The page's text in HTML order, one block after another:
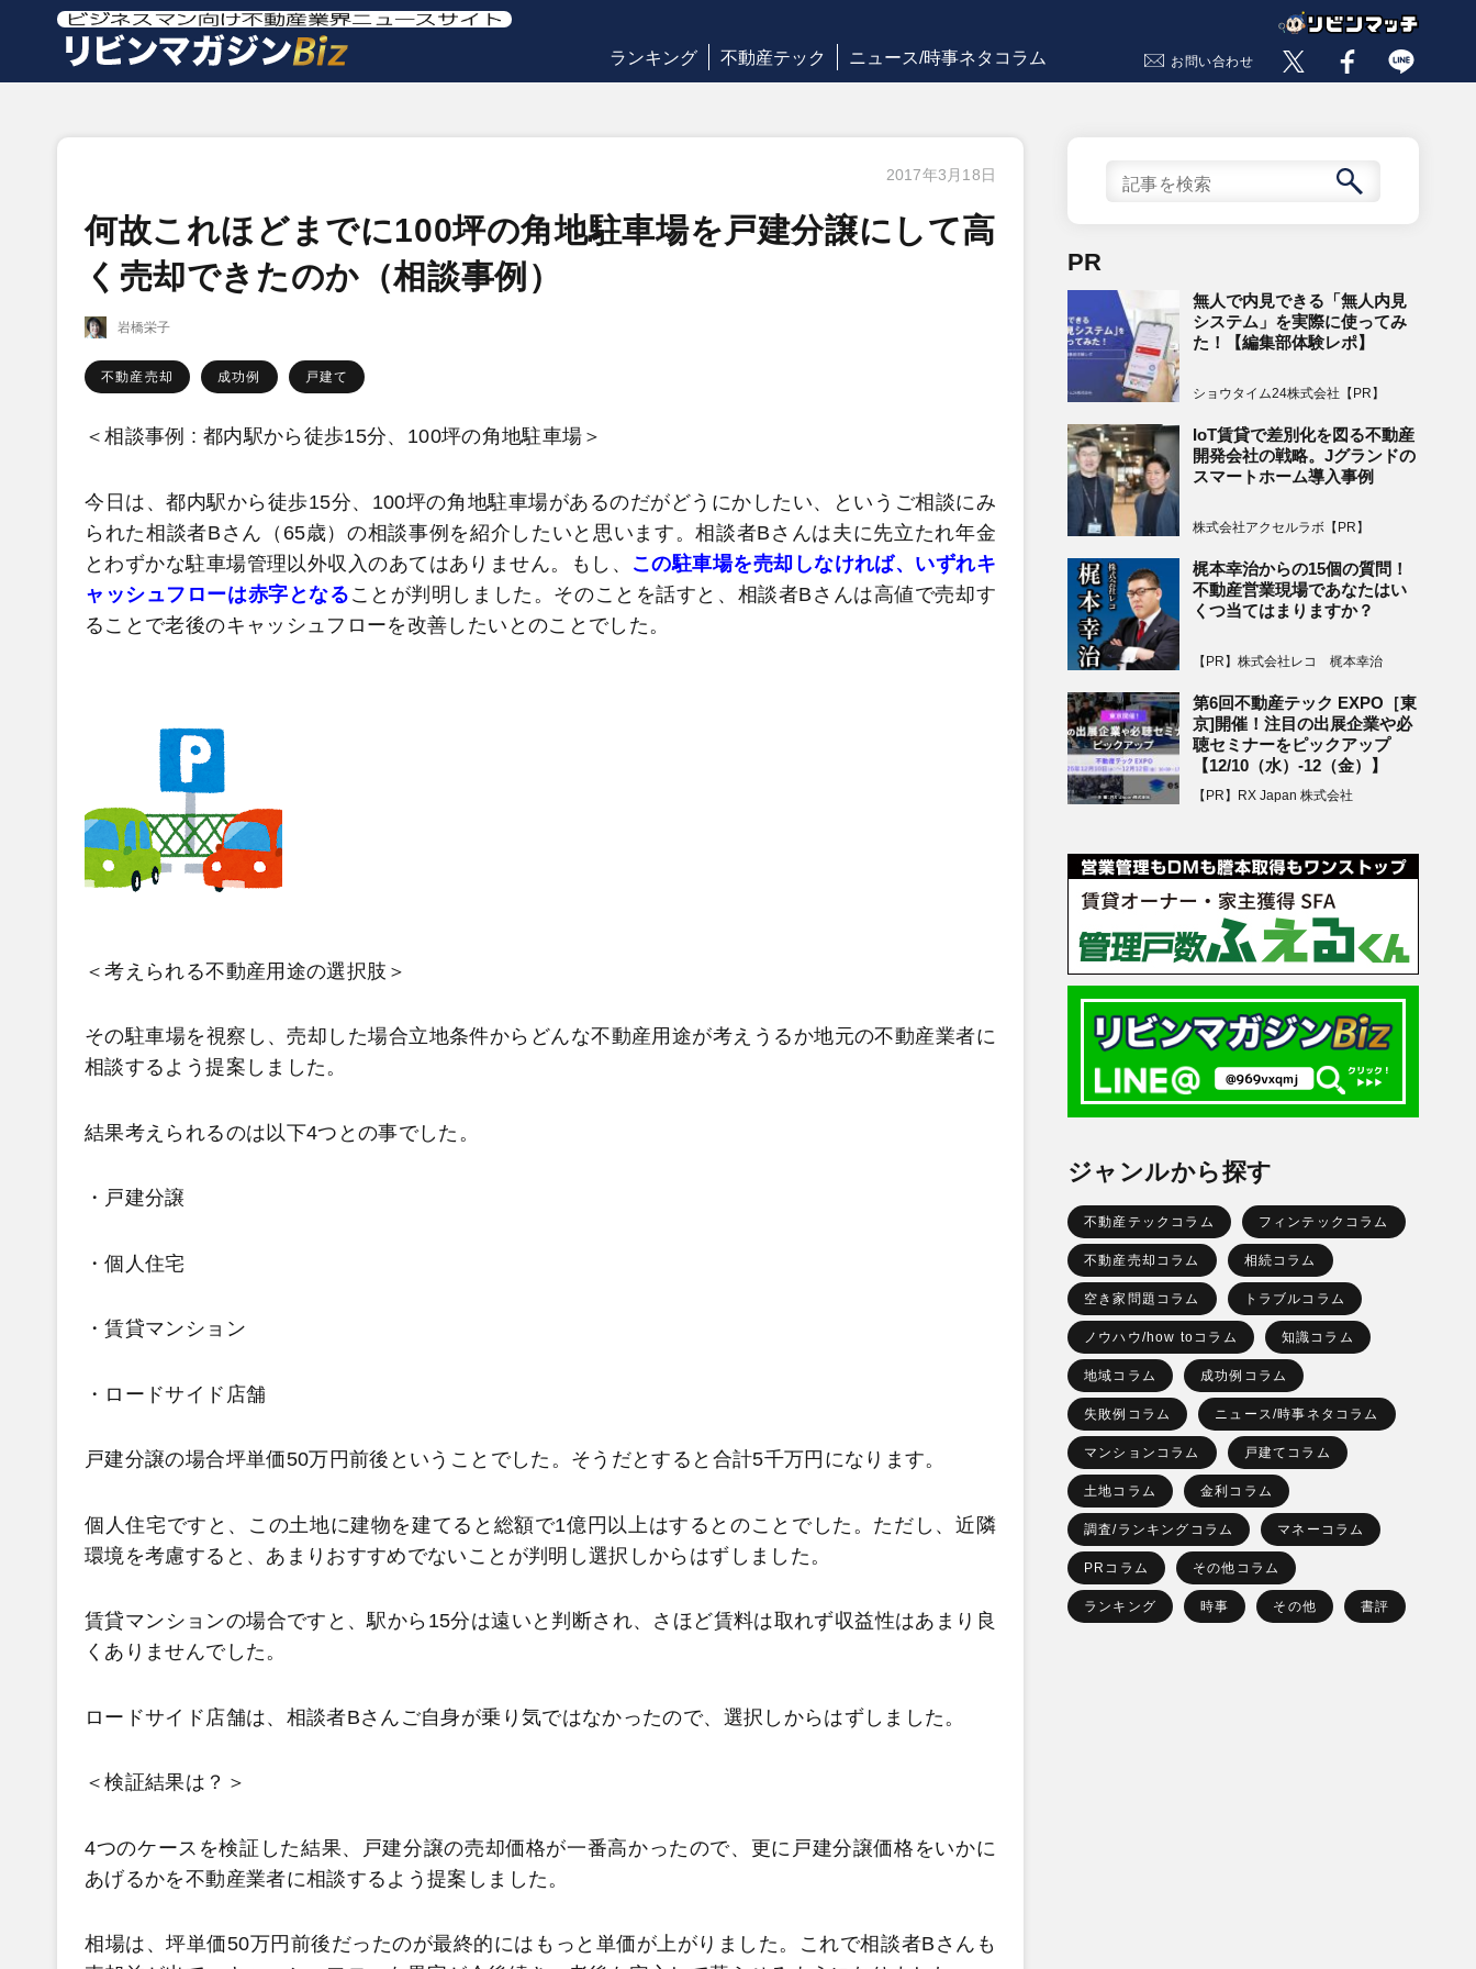
ランキング 不動産テック ニュース/時事ネタコラム お問い合わせ
2017年3月18日
何故これほどまでに100坪の角地駐車場を戸建分譲にして高
く売却できたのか（相談事例）
岩橋栄子
不動産売却 成功例 戸建て
＜相談事例 : 都内駅から徒歩15分、100坪の角地駐車場＞
今日は、都内駅から徒歩15分、100坪の角地駐車場があるのだがどうにかしたい、というご相談にみ
られた相談者Bさん（65歳）の相談事例を紹介したいと思います。相談者Bさんは夫に先立たれ年金
とわずかな駐車場管理以外収入のあてはありません。もし、 この駐車場を売却しなければ、いずれキ
ャッシュフローは赤字となる ことが判明しました。そのことを話すと、相談者Bさんは高値で売却す
ることで老後のキャッシュフローを改善したいとのことでした。
＜考えられる不動産用途の選択肢＞
その駐車場を視察し、売却した場合立地条件からどんな不動産用途が考えうるか地元の不動産業者に
相談するよう提案しました。
結果考えられるのは以下4つとの事でした。
・戸建分譲
・個人住宅
・賃貸マンション
・ロードサイド店舗
戸建分譲の場合坪単価50万円前後ということでした。そうだとすると合計5千万円になります。
個人住宅ですと、この土地に建物を建てると総額で1億円以上はするとのことでした。ただし、近隣
環境を考慮すると、あまりおすすめでないことが判明し選択しからはずしました。
賃貸マンションの場合ですと、駅から15分は遠いと判断され、さほど賃料は取れず収益性はあまり良
くありませんでした。
ロードサイド店舗は、相談者Bさんご自身が乗り気ではなかったので、選択しからはずしました。
＜検証結果は？＞
4つのケースを検証した結果、戸建分譲の売却価格が一番高かったので、更に戸建分譲価格をいかに
あげるかを不動産業者に相談するよう提案しました。
相場は、坪単価50万円前後だったのが最終的にはもっと単価が上がりました。これで相談者Bさんも
PR
無人で内見できる「無人内見
システム」を実際に使ってみ
た！【編集部体験レポ】
ショウタイム24株式会社【PR】
IoT賃貸で差別化を図る不動産
開発会社の戦略。Jグランドの
スマートホーム導入事例
株式会社アクセルラボ【PR】
梶本幸治からの15個の質問！
不動産営業現場であなたはい
くつ当てはまりますか？
【PR】株式会社レコ 梶本幸治
第6回不動産テック EXPO［東
京]開催！注目の出展企業や必
聴セミナーをピックアップ
【12/10（水）-12（金）】
【PR】RX Japan 株式会社
ジャンルから探す
不動産テックコラム フィンテックコラム
不動産売却コラム 相続コラム
空き家問題コラム トラブルコラム
ノウハウ/how toコラム 知識コラム
地域コラム 成功例コラム
失敗例コラム ニュース/時事ネタコラム
マンションコラム 戸建てコラム
土地コラム 金利コラム
調査/ランキングコラム マネーコラム
PRコラム その他コラム
ランキング 時事 その他 書評